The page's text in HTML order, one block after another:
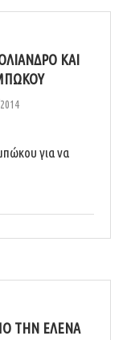
ΚΑΙ
για να
ΤΗΝ ΈΛΕΝΑ